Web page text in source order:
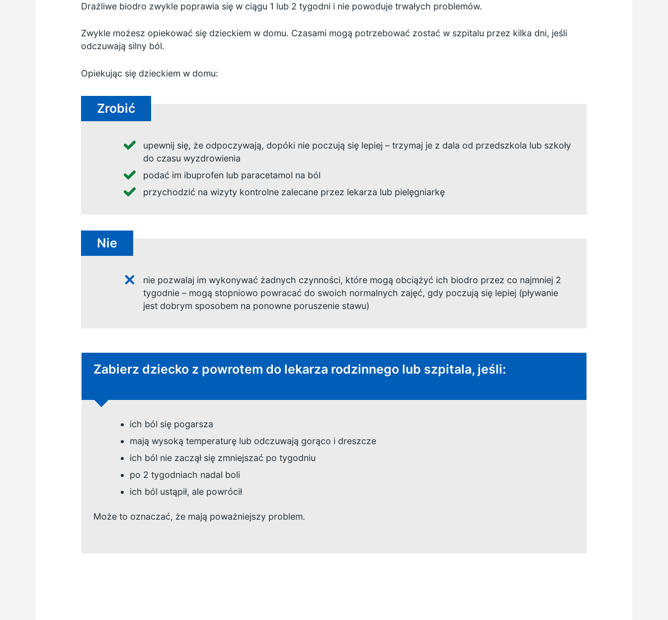
Drażliwe biodro zwykle poprawia się w ciągu 1 lub 2 tygodni i nie powoduje trwałych problemów.
Zwykle możesz opiekować się dzieckiem w domu. Czasami mogą potrzebować zostać w szpitalu przez kilka dni, jeśli
odczuwają silny ból.
Opiekując się dzieckiem w domu:
Zrobić
upewnij się, że odpoczywają, dopóki nie poczują się lepiej – trzymaj je z dala od przedszkola lub szkoły
do czasu wyzdrowienia
podać im ibuprofen lub paracetamol na ból
przychodzić na wizyty kontrolne zalecane przez lekarza lub pielęgniarkę
Nie
nie pozwalaj im wykonywać żadnych czynności, które mogą obciążyć ich biodro przez co najmniej 2
tygodnie – mogą stopniowo powracać do swoich normalnych zajęć, gdy poczują się lepiej (pływanie
jest dobrym sposobem na ponowne poruszenie stawu)
Pilna rada:
Zabierz dziecko z powrotem do lekarza rodzinnego lub szpitala, jeśli:
ich ból się pogarsza
mają wysoką temperaturę lub odczuwają gorąco i dreszcze
ich ból nie zaczął się zmniejszać po tygodniu
po 2 tygodniach nadal boli
ich ból ustąpił, ale powrócił
Może to oznaczać, że mają poważniejszy problem.